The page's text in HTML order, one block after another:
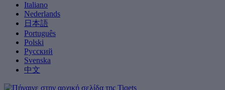
Italiano
Nederlands
日本語
Português
Polski
Русский
Svenska
中文